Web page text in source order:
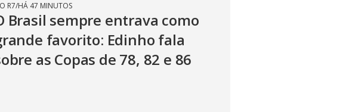
R7/HÁ 47 MINUTOS
Brasil sempre entrava como
favorito: Edinho fala
as Copas de 78, 82 e 86